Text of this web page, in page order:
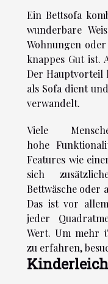
Ein Bettsofa
wunderbare
Wohnungen
knappes Gut ist.
Der Hauptvorteil
als Sofa dient
verwandelt.
Viele
hohe
Features wie
sich
Bettwäsche oder
Das ist vor
jeder
Wert. Um mehr
zu erfahren,